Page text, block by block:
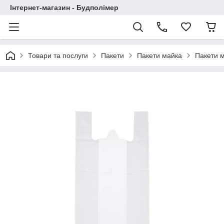
Інтернет-магазин - Будполімер
Товари та послуги Пакети Пакети майка Пакети